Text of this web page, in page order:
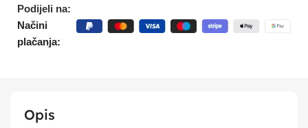
Podijeli na:
Načini
plačanja:
Opis